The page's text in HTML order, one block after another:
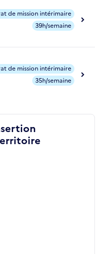
de mission intérimaire
39h/semaine
de mission intérimaire
35h/semaine